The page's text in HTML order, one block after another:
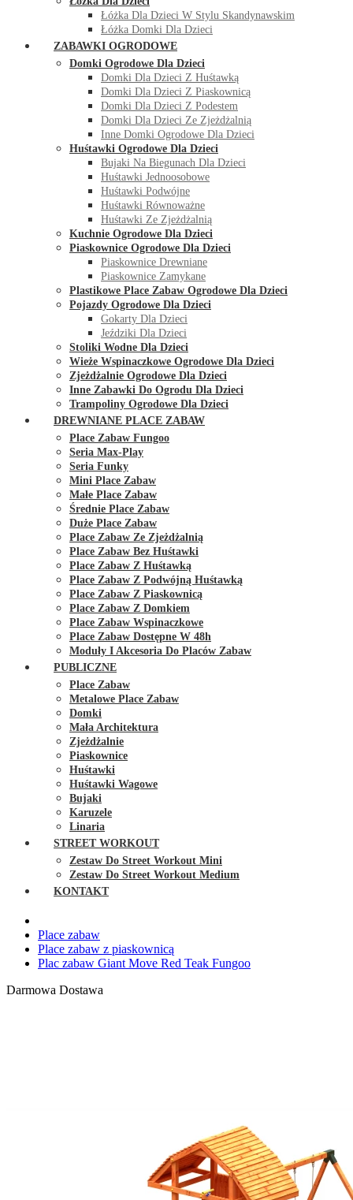
Łóżka Dla Dzieci W Stylu Skandynawskim
Łóżka Domki Dla Dzieci
ZABAWKI OGRODOWE
Domki Ogrodowe Dla Dzieci
Domki Dla Dzieci Z Huśtawką
Domki Dla Dzieci Z Piaskownicą
Domki Dla Dzieci Z Podestem
Domki Dla Dzieci Ze Zjeżdżalnią
Inne Domki Ogrodowe Dla Dzieci
Huśtawki Ogrodowe Dla Dzieci
Bujaki Na Biegunach Dla Dzieci
Huśtawki Jednoosobowe
Huśtawki Podwójne
Huśtawki Równoważne
Huśtawki Ze Zjeżdżalnią
Kuchnie Ogrodowe Dla Dzieci
Piaskownice Ogrodowe Dla Dzieci
Piaskownice Drewniane
Piaskownice Zamykane
Plastikowe Place Zabaw Ogrodowe Dla Dzieci
Pojazdy Ogrodowe Dla Dzieci
Gokarty Dla Dzieci
Jeździki Dla Dzieci
Stoliki Wodne Dla Dzieci
Wieże Wspinaczkowe Ogrodowe Dla Dzieci
Zjeżdżalnie Ogrodowe Dla Dzieci
Inne Zabawki Do Ogrodu Dla Dzieci
Trampoliny Ogrodowe Dla Dzieci
DREWNIANE PLACE ZABAW
Place Zabaw Fungoo
Seria Max-Play
Seria Funky
Mini Place Zabaw
Małe Place Zabaw
Średnie Place Zabaw
Duże Place Zabaw
Place Zabaw Ze Zjeżdżalnią
Place Zabaw Bez Huśtawki
Place Zabaw Z Huśtawką
Place Zabaw Z Podwójną Huśtawką
Place Zabaw Z Piaskownicą
Place Zabaw Z Domkiem
Place Zabaw Wspinaczkowe
Place Zabaw Dostępne W 48h
Moduły I Akcesoria Do Placów Zabaw
PUBLICZNE
Place Zabaw
Metalowe Place Zabaw
Domki
Mała Architektura
Zjeżdżalnie
Piaskownice
Huśtawki
Huśtawki Wagowe
Bujaki
Karuzele
Linaria
STREET WORKOUT
Zestaw Do Street Workout Mini
Zestaw Do Street Workout Medium
KONTAKT
Place zabaw
Place zabaw z piaskownicą
Plac zabaw Giant Move Red Teak Fungoo
Darmowa Dostawa